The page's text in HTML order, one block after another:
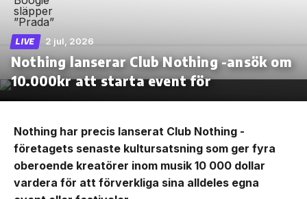
LIVE 2 jul, 2026
Nothing lanserar Club Nothing -ansök om
10.000kr att starta event för
Nothing har precis lanserat Club Nothing -
företagets senaste kultursatsning som ger fyra
oberoende kreatörer inom musik 10 000 dollar
vardera för att förverkliga sina alldeles egna